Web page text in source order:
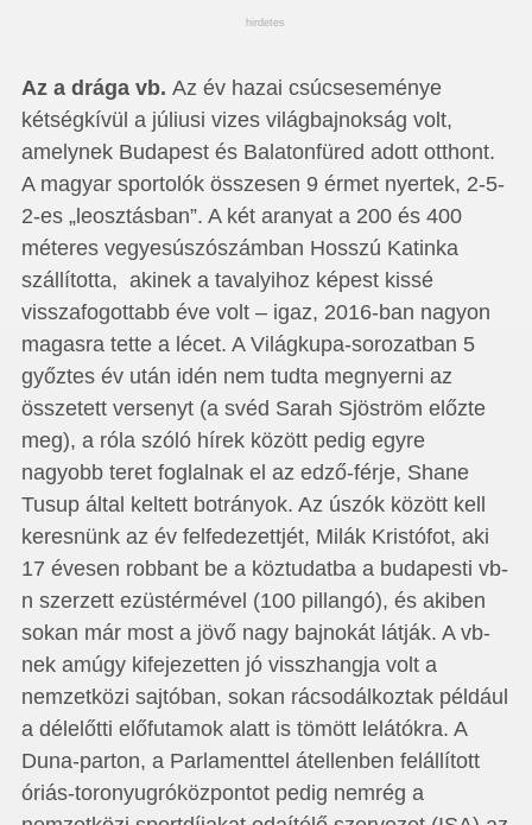
hirdetes
Az a drága vb. Az év hazai csúcseseménye
kétségkívül a júliusi vizes világbajnokság volt,
amelynek Budapest és Balatonfüred adott otthont.
A magyar sportolók összesen 9 érmet nyertek, 2-5-
2-es „leosztásban”. A két aranyat a 200 és 400
méteres vegyesúszószámban Hosszú Katinka
szállította, akinek a tavalyihoz képest kissé
visszafogottabb éve volt – igaz, 2016-ban nagyon
magasra tette a lécet. A Világkupa-sorozatban 5
győztes év után idén nem tudta megnyerni az
összetett versenyt (a svéd Sarah Sjöström előzte
meg), a róla szóló hírek között pedig egyre
nagyobb teret foglalnak el az edző-férje, Shane
Tusup által keltett botrányok. Az úszók között kell
keresnünk az év felfedezettjét, Milák Kristófot, aki
17 évesen robbant be a köztudatba a budapesti vb-
n szerzett ezüstérmével (100 pillangó), és akiben
sokan már most a jövő nagy bajnokát látják. A vb-
nek amúgy kifejezetten jó visszhangja volt a
nemzetközi sajtóban, sokan rácsodálkoztak például
a délelőtti előfutamok alatt is tömött lelátókra. A
Duna-parton, a Parlamenttel átellenben felállított
óriás-toronyugróközpontot pedig nemrég a